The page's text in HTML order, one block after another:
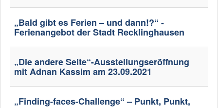
„Bald gibt es Ferien – und dann!?“ -
Ferienangebot der Stadt Recklinghausen
„Die andere Seite“-Ausstellungseröffnung
mit Adnan Kassim am 23.09.2021
„Finding-faces-Challenge“ – Punkt, Punkt,